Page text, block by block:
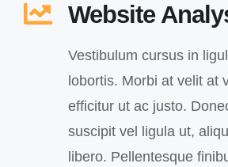
Website
Vestibulum cursus in
lobortis. Morbi at velit at
efficitur ut ac justo.
suscipit vel ligula ut,
libero. Pellentesque